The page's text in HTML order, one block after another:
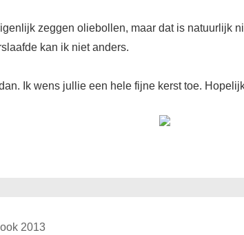
zeggen oliebollen, maar dat is natuurlijk
kan ik niet anders.
Ik wens jullie een hele fijne kerst toe.
2013